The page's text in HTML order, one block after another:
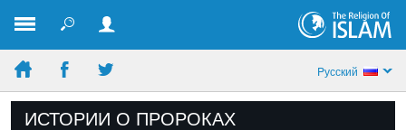
Pусский
ИСТОРИИ О ПРОРОКАХ